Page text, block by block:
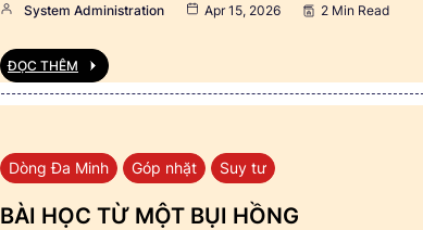
System Administration Apr 15, 2026 2 Min Read
ĐỌC THÊM
Dòng Đa Minh Góp nhặt Suy tư
BÀI HỌC TỪ MỘT BỤI HỒNG